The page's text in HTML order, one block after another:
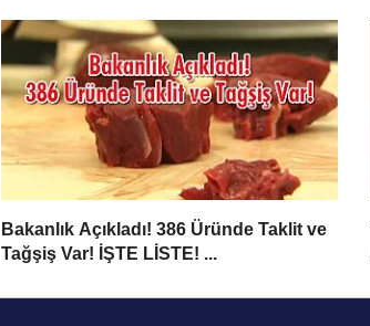
Bakanlık Açıkladı! 386 Üründe Taklit ve
Tağşiş Var! İŞTE LİSTE! ...